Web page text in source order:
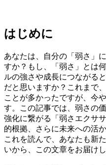
はじめに
あなたは、自分の「弱さ」
すか？もし、「弱さ」とは
ルの強さや成長につながる
だと思いますか？これまで
ことが多かったですが、今
す。この記事では、弱さの
強化に繋がる「弱さエクサ
的根拠、さらに未来への活
これを読んで、あなたも新
いから、この文章をお届けし